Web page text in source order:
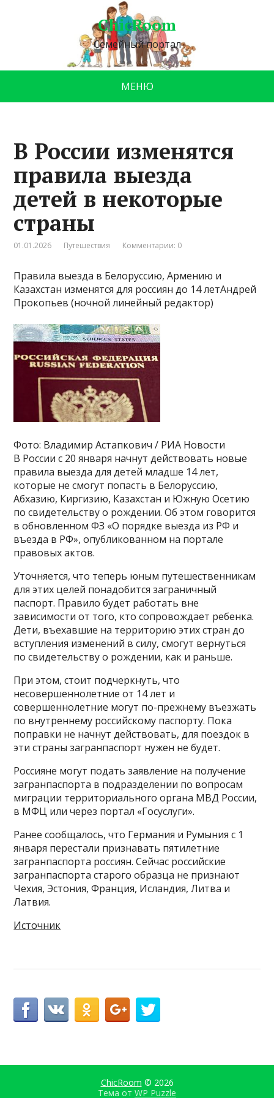
ChicRoom
Семейный портал
МЕНЮ
В России изменятся
правила выезда
детей в некоторые
страны
01.01.2026 Путешествия Комментарии: 0
Правила выезда в Белоруссию, Армению и
Казахстан изменятся для россиян до 14 летАндрей
Прокопьев (ночной линейный редактор)
Фото: Владимир Астапкович / РИА Новости
В России с 20 января начнут действовать новые
правила выезда для детей младше 14 лет,
которые не смогут попасть в Белоруссию,
Абхазию, Киргизию, Казахстан и Южную Осетию
по свидетельству о рождении. Об этом говорится
в обновленном ФЗ «О порядке выезда из РФ и
въезда в РФ», опубликованном на портале
правовых актов.
Уточняется, что теперь юным путешественникам
для этих целей понадобится заграничный
паспорт. Правило будет работать вне
зависимости от того, кто сопровождает ребенка.
Дети, въехавшие на территорию этих стран до
вступления изменений в силу, смогут вернуться
по свидетельству о рождении, как и раньше.
При этом, стоит подчеркнуть, что
несовершеннолетние от 14 лет и
совершеннолетние могут по-прежнему въезжать
по внутреннему российскому паспорту. Пока
поправки не начнут действовать, для поездок в
эти страны загранпаспорт нужен не будет.
Россияне могут подать заявление на получение
загранпаспорта в подразделении по вопросам
миграции территориального органа МВД России,
в МФЦ или через портал «Госуслуги».
Ранее сообщалось, что Германия и Румыния с 1
января перестали признавать пятилетние
загранпаспорта россиян. Сейчас российские
загранпаспорта старого образца не признают
Чехия, Эстония, Франция, Исландия, Литва и
Латвия.
Источник
ChicRoom © 2026
Тема от WP Puzzle